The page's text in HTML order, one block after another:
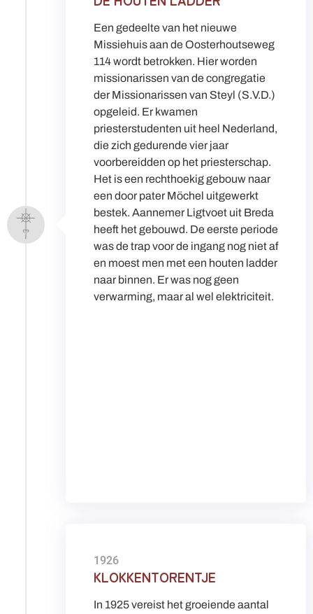
Een gedeelte van het nieuwe
Missiehuis aan de Oosterhoutseweg
114 wordt betrokken. Hier worden
missionarissen van de congregatie
der Missionarissen van Steyl (S.V.D.)
opgeleid. Er kwamen
priesterstudenten uit heel Nederland,
die zich gedurende vier jaar
voorbereidden op het priesterschap.
Het is een rechthoekig gebouw naar
een door pater Möchel uitgewerkt
bestek. Aannemer Ligtvoet uit Breda
heeft het gebouwd. De eerste periode
was de trap voor de ingang nog niet af
en moest men met een houten ladder
naar binnen. Er was nog geen
verwarming, maar al wel elektriciteit.
1926
KLOKKENTORENTJE
In 1925 vereist het groeiende aantal